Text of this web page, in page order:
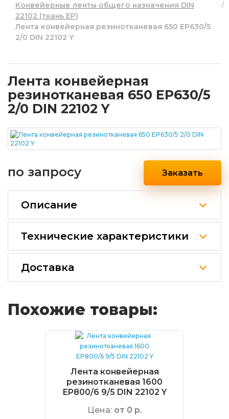
Конвейерные ленты общего назначения DIN
22102 (ткань EP)
Лента конвейерная резинотканевая 650 EP630/5
2/0 DIN 22102 Y
Лента конвейерная
резинотканевая 650 EP630/5
2/0 DIN 22102 Y
по запросу Заказать
Описание
Технические характеристики
Доставка
Похожие товары:
Лента конвейерная
резинотканевая 1600
EP800/6 9/5 DIN 22102 Y
Цена: от 0 р.